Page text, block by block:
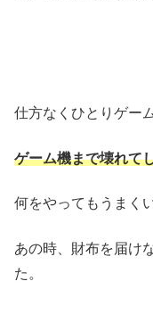
仕方なくひとりゲー
ゲーム機まで壊れて
何をやってもうまく
あの時、財布を届け
た。